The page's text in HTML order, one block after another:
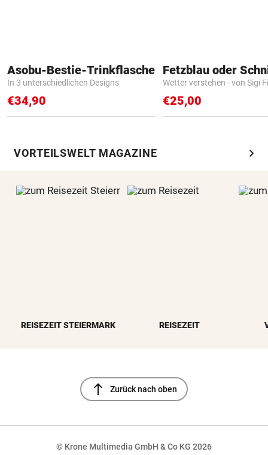
Asobu-Bestie-Trinkflasche
In 3 unterschiedlichen Designs
€34,90
Fetzblau oder
Wetter verstehen - von Sigi
€25,00
VORTEILSWELT MAGAZINE chevron_right
REISEZEIT STEIERMARK REISEZEIT
north Zurück nach oben
© Krone Multimedia GmbH & Co KG 2026